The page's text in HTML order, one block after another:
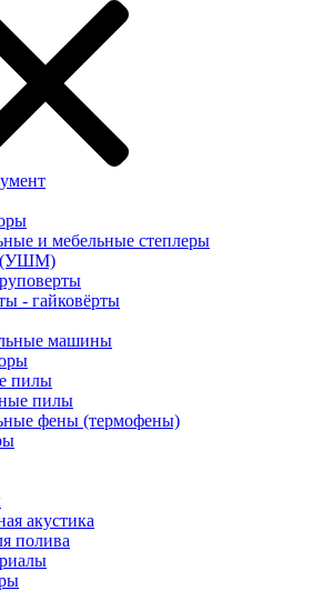
и мебельные степлеры
(УШМ)
- гайковёрты
машины
пилы
пилы
фены (термофены)
акустика
полива